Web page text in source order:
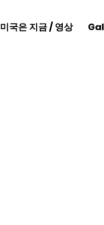
미국은 지금 / 영상